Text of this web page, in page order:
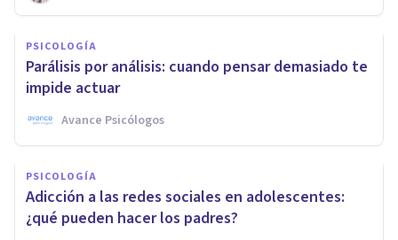
PSICOLOGÍA
Parálisis por análisis: cuando pensar demasiado te
impide actuar
Avance Psicólogos
PSICOLOGÍA
Adicción a las redes sociales en adolescentes:
¿qué pueden hacer los padres?